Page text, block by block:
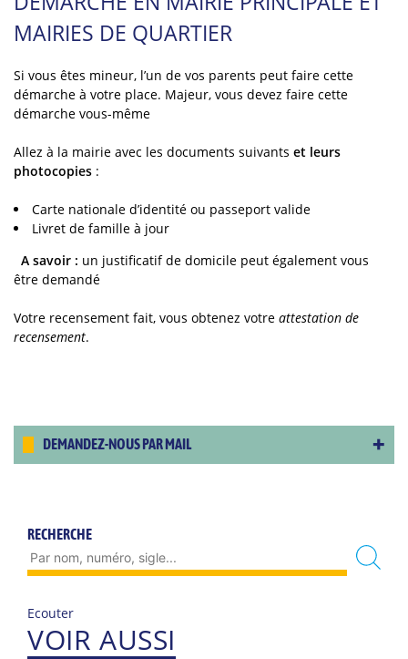
MAIRIES DE QUARTIER
Si vous êtes mineur, l’un de vos parents peut faire cette
démarche à votre place. Majeur, vous devez faire cette
démarche vous-même
Allez à la mairie avec les documents suivants et leurs
photocopies :
Carte nationale d’identité ou passeport valide
Livret de famille à jour
A savoir : un justificatif de domicile peut également vous
être demandé
Votre recensement fait, vous obtenez votre attestation de
recensement.
DEMANDEZ-NOUS PAR MAIL
RECHERCHE
Ecouter
VOIR AUSSI